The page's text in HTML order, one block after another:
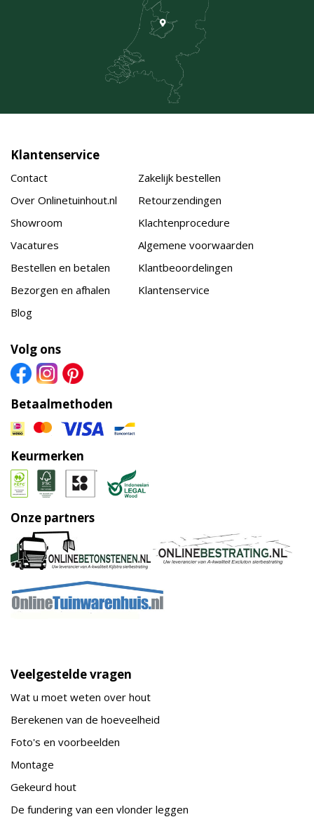
Klantenservice
Contact
Over Onlinetuinhout.nl
Showroom
Vacatures
Bestellen en betalen
Bezorgen en afhalen
Blog
Zakelijk bestellen
Retourzendingen
Klachtenprocedure
Algemene voorwaarden
Klantbeoordelingen
Klantenservice
Volg ons
Betaalmethoden
Keurmerken
Onze partners
Veelgestelde vragen
Wat u moet weten over hout
Berekenen van de hoeveelheid
Foto's en voorbeelden
Montage
Gekeurd hout
De fundering van een vlonder leggen